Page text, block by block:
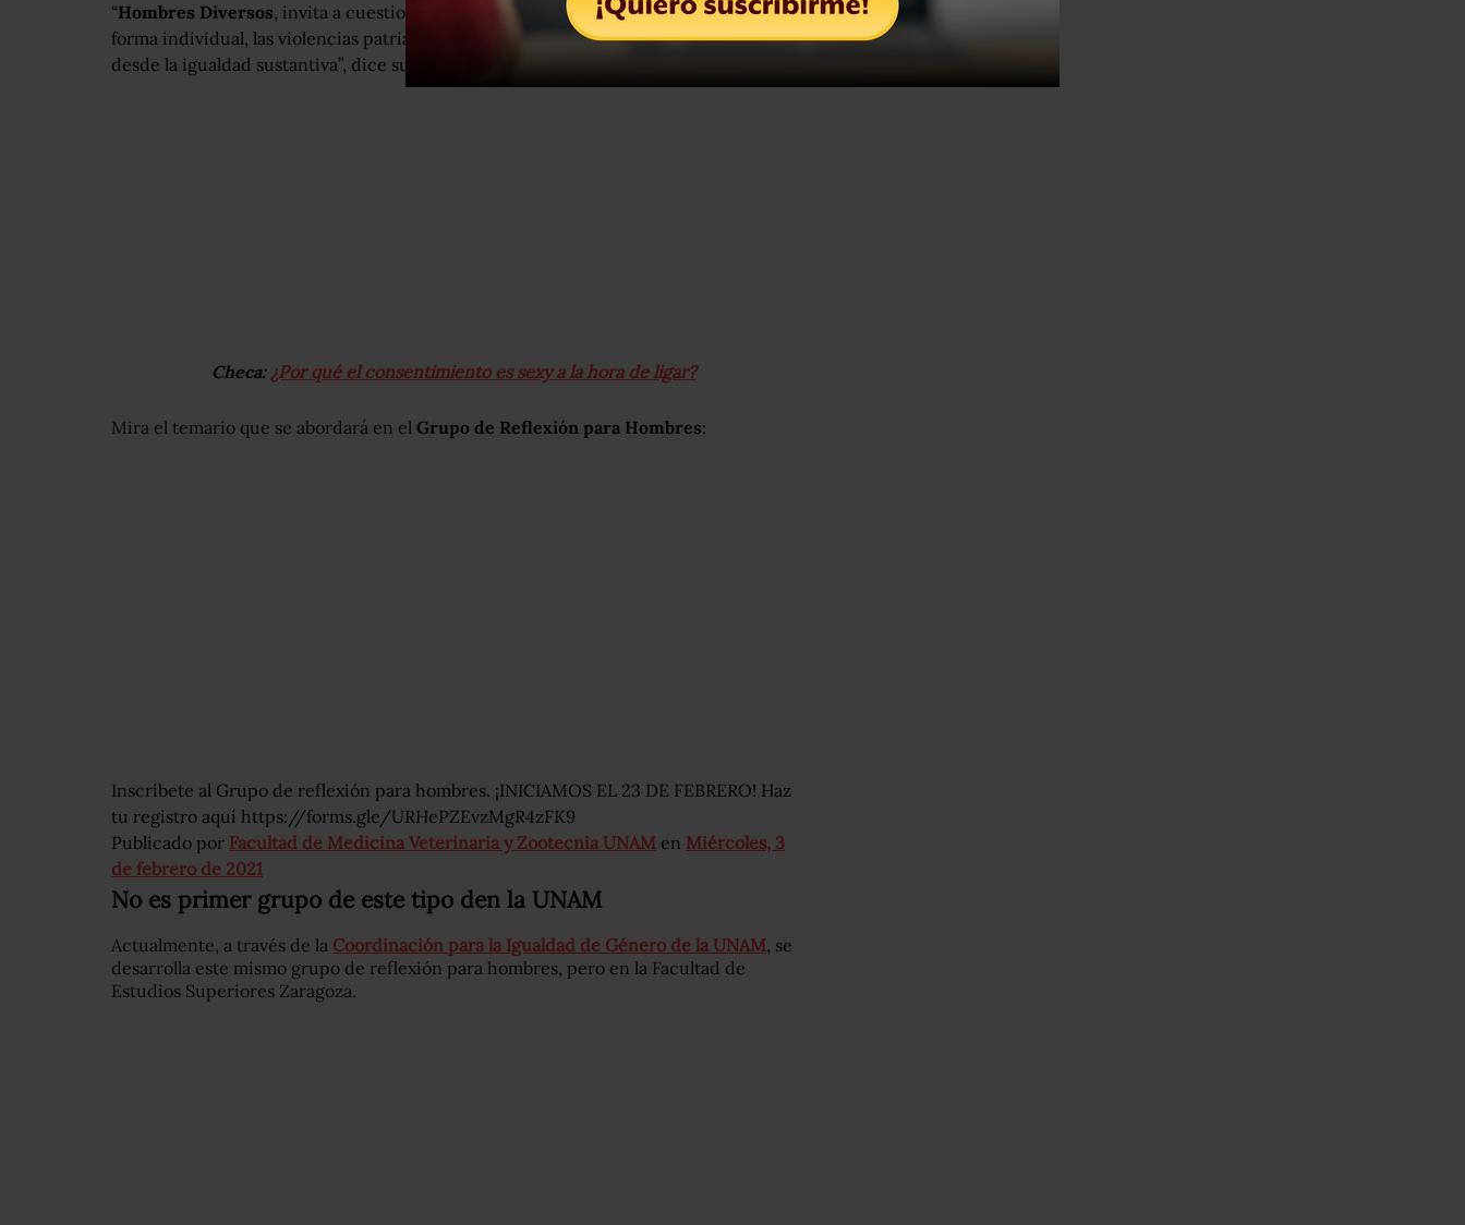
“Hombres Diversos, invita a cuestionarnos continuamente, desde lo colectivo y de
forma individual, las violencias patriarcales aprendidas y con ello relacionarnos
desde la igualdad sustantiva”, dice su página de internet.
Checa: ¿Por qué el consentimiento es sexy a la hora de ligar?
Mira el temario que se abordará en el Grupo de Reflexión para Hombres:
Inscríbete al Grupo de reflexión para hombres. ¡INICIAMOS EL 23 DE FEBRERO! Haz
tu registro aquí https://forms.gle/URHePZEvzMgR4zFK9
Publicado por Facultad de Medicina Veterinaria y Zootecnia UNAM en Miércoles, 3
de febrero de 2021
No es primer grupo de este tipo den la UNAM
Actualmente, a través de la Coordinación para la Igualdad de Género de la UNAM, se
desarrolla este mismo grupo de reflexión para hombres, pero en la Facultad de
Estudios Superiores Zaragoza.